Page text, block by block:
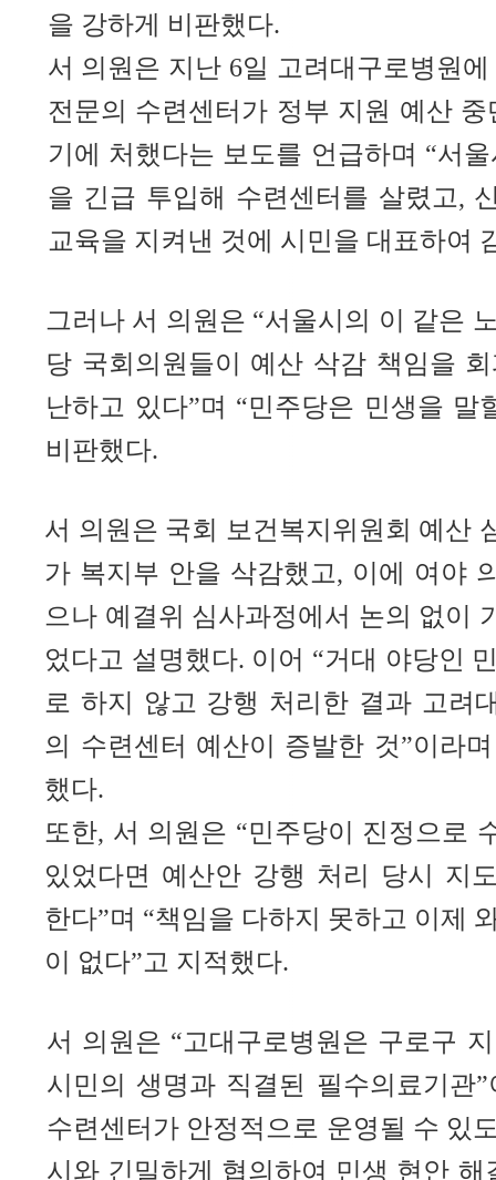
을 강하게 비판했다.
서 의원은 지난 6일 고려대구로병원
전문의 수련센터가 정부 지원 예산
기에 처했다는 보도를 언급하며 “서
을 긴급 투입해 수련센터를 살렸고,
교육을 지켜낸 것에 시민을 대표하여
그러나 서 의원은 “서울시의 이 같은
당 국회의원들이 예산 삭감 책임을
난하고 있다”며 “민주당은 민생을 말
비판했다.
서 의원은 국회 보건복지위원회 예산
가 복지부 안을 삭감했고, 이에 여야
으나 예결위 심사과정에서 논의 없이
었다고 설명했다. 이어 “거대 야당인
로 하지 않고 강행 처리한 결과 고려
의 수련센터 예산이 증발한 것”이라
했다.
또한, 서 의원은 “민주당이 진정으로
있었다면 예산안 강행 처리 당시 지
한다”며 “책임을 다하지 못하고 이제
이 없다”고 지적했다.
서 의원은 “고대구로병원은 구로구
시민의 생명과 직결된 필수의료기관
수련센터가 안정적으로 운영될 수 있
시와 긴밀하게 협의하여 민생 현안 해